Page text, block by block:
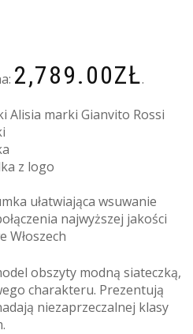
2,789.00ZŁ.
Alisia marki Gianvito Rossi
z logo
ułatwiająca wsuwanie
najwyższej jakości
Włoszech
obszyty modną siateczką,
charakteru. Prezentują
niezaprzeczalnej klasy